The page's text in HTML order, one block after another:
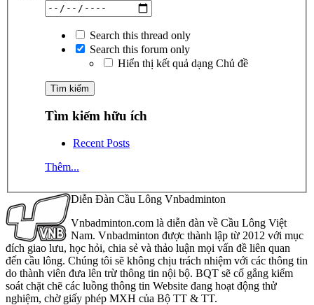
Search this thread only
Search this forum only
Hiển thị kết quả dạng Chủ đề
Tìm kiếm hữu ích
Recent Posts
Thêm...
Diễn Đàn Cầu Lông Vnbadminton
Vnbadminton.com là diễn đàn về Cầu Lông Việt
Nam. Vnbadminton được thành lập từ 2012 với mục
đích giao lưu, học hỏi, chia sẻ và thảo luận mọi vấn đề liên quan
đến cầu lông. Chúng tôi sẽ không chịu trách nhiệm với các thông tin
do thành viên đưa lên trừ thông tin nội bộ. BQT sẽ cố gắng kiểm
soát chặt chẽ các luồng thông tin Website đang hoạt động thử
nghiệm, chờ giấy phép MXH của Bộ TT & TT.